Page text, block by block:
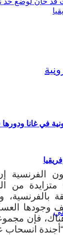
في غانا
الفرنسية
متزايدة
وجودها
هناك، فإن